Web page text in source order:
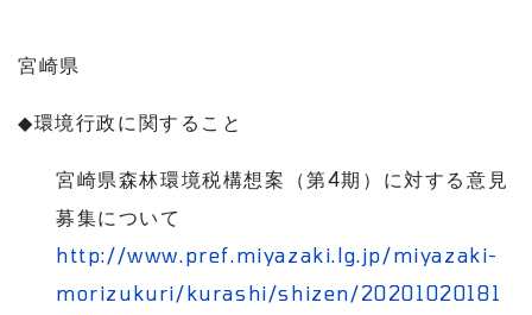
宮崎県
◆環境行政に関すること
宮崎県森林環境税構想案（第4期）に対する意見
募集について
http://www.pref.miyazaki.lg.jp/miyazaki-
morizukuri/kurashi/shizen/20201020181